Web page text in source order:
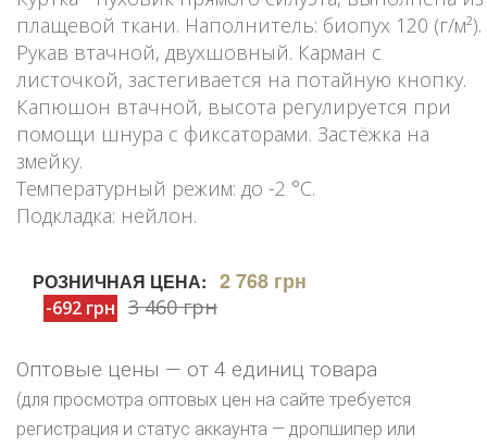
плащевой ткани. Наполнитель: биопух 120 (г/м²).
Рукав втачной, двухшовный. Карман с
листочкой, застегивается на потайную кнопку.
Капюшон втачной, высота регулируется при
помощи шнура с фиксаторами. Застёжка на
змейку.
Температурный режим: до -2 °C.
Подкладка: нейлон.
РОЗНИЧНАЯ ЦЕНА: 2 768 грн
-692 грн 3 460 грн
Оптовые цены — от 4 единиц товара
(для просмотра оптовых цен на сайте требуется
регистрация и статус аккаунта — дропшипер или